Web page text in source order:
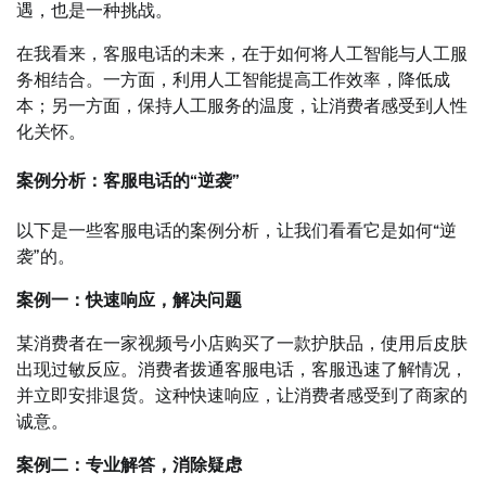
遇，也是一种挑战。
在我看来，客服电话的未来，在于如何将人工智能与人工服
务相结合。一方面，利用人工智能提高工作效率，降低成
本；另一方面，保持人工服务的温度，让消费者感受到人性
化关怀。
案例分析：客服电话的“逆袭”
以下是一些客服电话的案例分析，让我们看看它是如何“逆
袭”的。
案例一：快速响应，解决问题
某消费者在一家视频号小店购买了一款护肤品，使用后皮肤
出现过敏反应。消费者拨通客服电话，客服迅速了解情况，
并立即安排退货。这种快速响应，让消费者感受到了商家的
诚意。
案例二：专业解答，消除疑虑